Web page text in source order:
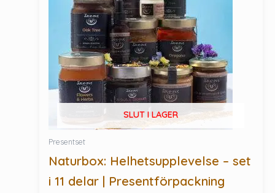
SLUT I LAGER
Presentset
Naturbox: Helhetsupplevelse – set
i 11 delar | Presentförpackning